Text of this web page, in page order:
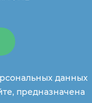
данных
предназначена